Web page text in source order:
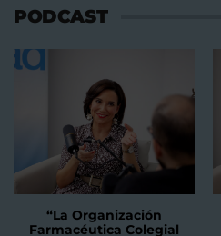
PODCAST
“La Organización
Farmacéutica Colegial